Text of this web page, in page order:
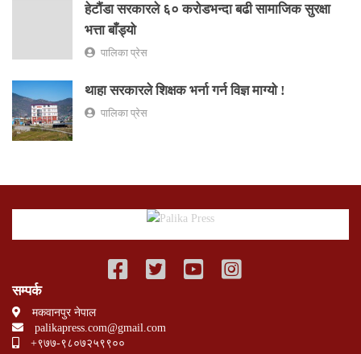
हेटौंडा सरकारले ६० करोडभन्दा बढी सामाजिक सुरक्षा
भत्ता बाँड्यो
पालिका प्रेस
थाहा सरकारले शिक्षक भर्ना गर्न विज्ञ माग्यो !
पालिका प्रेस
सम्पर्क
मकवानपुर नेपाल
palikapress.com@gmail.com
+९७७-९८०७२५९९००